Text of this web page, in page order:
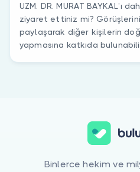
UZM. DR. MURAT BAYKAL’ı
ziyaret ettiniz mi?
paylaşarak diğer kişilerin
yapmasına katkıda
Binlerce hekim ve